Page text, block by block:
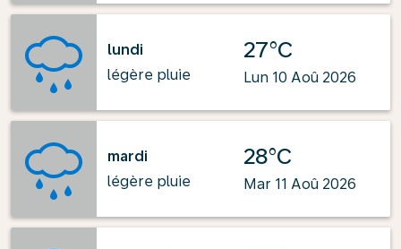
lundi
légère pluie
27°C
Lun 10 Aoû 2026
mardi
légère pluie
28°C
Mar 11 Aoû 2026